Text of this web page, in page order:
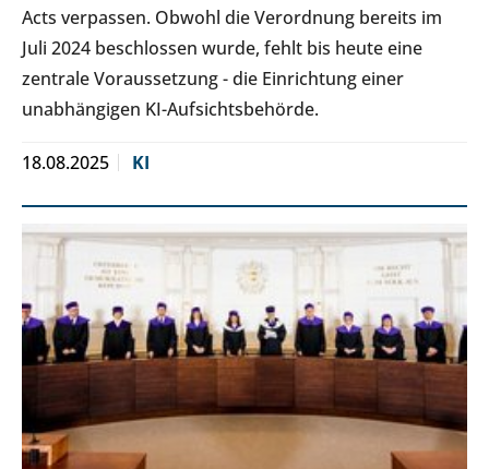
Acts verpassen. Obwohl die Verordnung bereits im
Juli 2024 beschlossen wurde, fehlt bis heute eine
zentrale Voraussetzung - die Einrichtung einer
unabhängigen KI-Aufsichtsbehörde.
18.08.2025 KI